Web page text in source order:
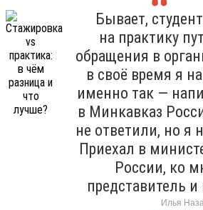
Бывает,
на практику
обращения в
в своё время я
именно так —
в Минкавказ
не ответили, но я
Приехал в
России, ко
представитель
Илья